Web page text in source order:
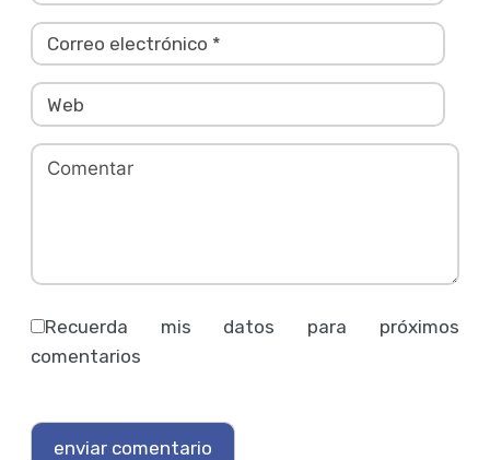
Recuerda mis datos para próximos
comentarios